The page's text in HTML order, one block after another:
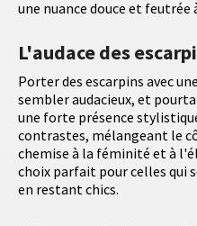
une nuance douce et feutrée
L'audace des
Porter des escarpins avec
sembler audacieux, et
une forte présence
contrastes, mélangeant le
chemise à la féminité et à
choix parfait pour celles qui
en restant chics.